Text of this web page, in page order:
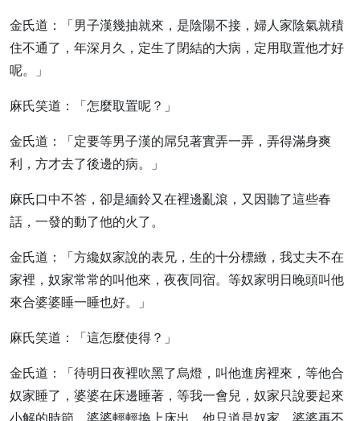
金氏道：「男子漢幾抽就來，是陰陽不接，婦人家陰氣就積
住不通了，年深月久，定生了閉結的大病，定用取置他才好
呢。」
麻氏笑道：「怎麼取置呢？」
金氏道：「定要等男子漢的屌兒著實弄一弄，弄得滿身爽
利，方才去了後邊的病。」
麻氏口中不答，卻是緬鈴又在裡邊亂滾，又因聽了這些春
話，一發的動了他的火了。
金氏道：「方纔奴家說的表兄，生的十分標緻，我丈夫不在
家裡，奴家常常的叫他來，夜夜同宿。等奴家明日晚頭叫他
來合婆婆睡一睡也好。」
麻氏笑道：「這怎麼使得？」
金氏道：「待明日夜裡吹黑了烏燈，叫他進房裡來，等他合
奴家睡了，婆婆在床邊睡著，等我一會兒，奴家只說要起來
小解的時節，婆婆輕輕換上床出，他只道是奴家，婆婆再不